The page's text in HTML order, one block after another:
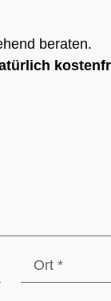
beraten.